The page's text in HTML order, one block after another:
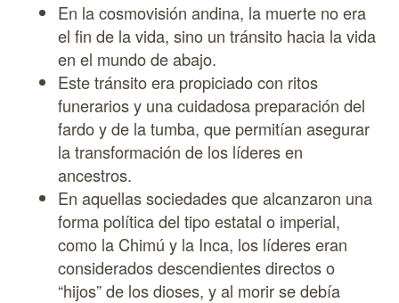
En la cosmovisión andina, la muerte no era
el fin de la vida, sino un tránsito hacia la vida
en el mundo de abajo.
Este tránsito era propiciado con ritos
funerarios y una cuidadosa preparación del
fardo y de la tumba, que permitían asegurar
la transformación de los líderes en
ancestros.
En aquellas sociedades que alcanzaron una
forma política del tipo estatal o imperial,
como la Chimú y la Inca, los líderes eran
considerados descendientes directos o
“hijos” de los dioses, y al morir se debía